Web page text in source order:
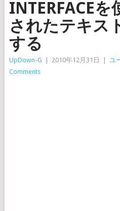
INTERFACE
されたテキス
する
UpDown-G 2010年12月31日 ユ
Comments